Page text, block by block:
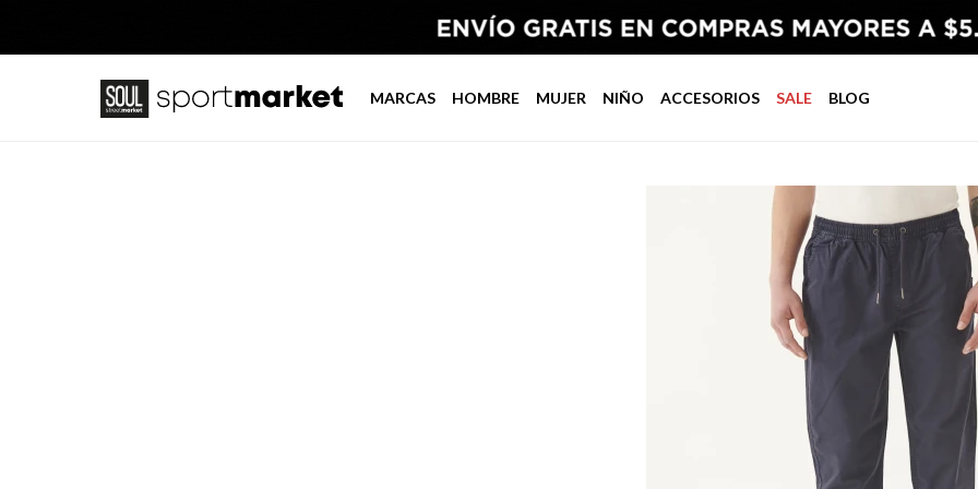
MARCAS HOMBRE MUJER NIÑO ACCESORIOS SALE BLOG